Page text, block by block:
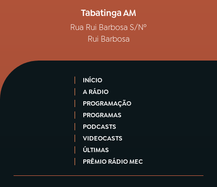
Tabatinga AM
Rua Rui Barbosa S/Nº
Rui Barbosa
INÍCIO
A RÁDIO
PROGRAMAÇÃO
PROGRAMAS
PODCASTS
VIDEOCASTS
ÚLTIMAS
PRÊMIO RÁDIO MEC